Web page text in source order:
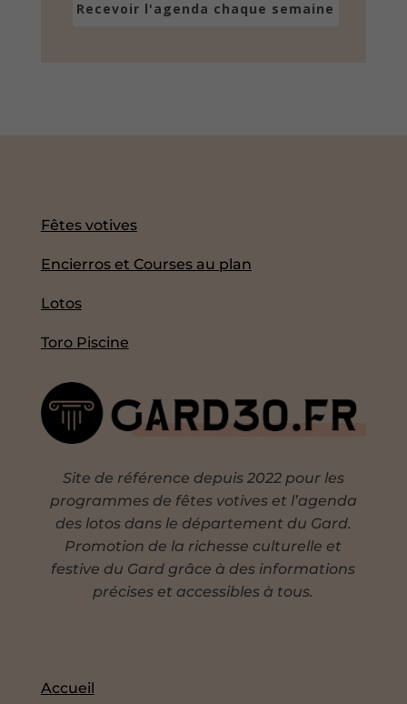
Recevoir l'agenda chaque semaine
Fêtes votives
Encierros et Courses au plan
Lotos
Toro Piscine
Site de référence depuis 2022 pour les
programmes de fêtes votives et l’agenda
des lotos dans le département du Gard.
Promotion de la richesse culturelle et
festive du Gard grâce à des informations
précises et accessibles à tous.
Accueil